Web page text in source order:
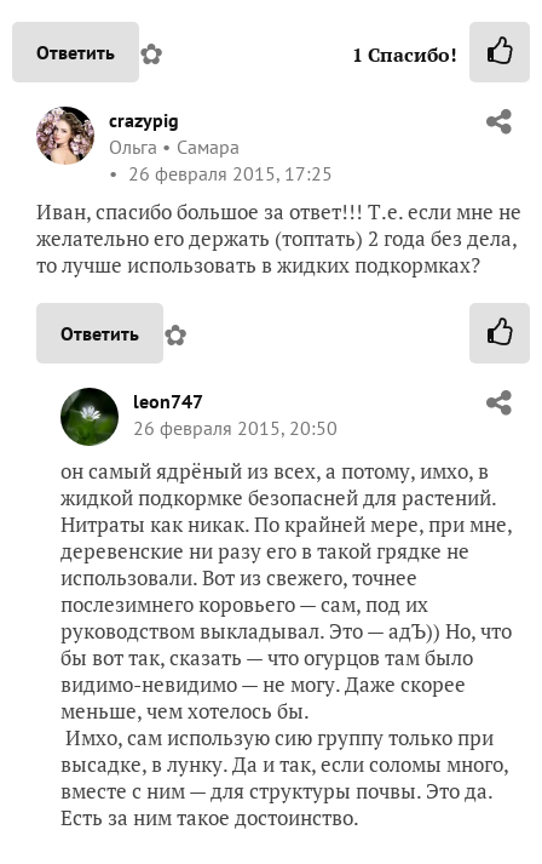
Ответить ✿ 1 Спасибо!
crazypig
Ольга
Самара
26 февраля 2015, 17:25
Иван, спасибо большое за ответ!!! Т.е. если мне не
желательно его держать (топтать) 2 года без дела,
то лучше использовать в жидких подкормках?
Ответить ✿
leon747
26 февраля 2015, 20:50
он самый ядрёный из всех, а потому, имхо, в
жидкой подкормке безопасней для растений.
Нитраты как никак. По крайней мере, при мне,
деревенские ни разу его в такой грядке не
использовали. Вот из свежего, точнее
послезимнего коровьего — сам, под их
руководством выкладывал. Это — адЪ)) Но, что
бы вот так, сказать — что огурцов там было
видимо-невидимо — не могу. Даже скорее
меньше, чем хотелось бы.
Имхо, сам использую сию группу только при
высадке, в лунку. Да и так, если соломы много,
вместе с ним — для структуры почвы. Это да.
Есть за ним такое достоинство.